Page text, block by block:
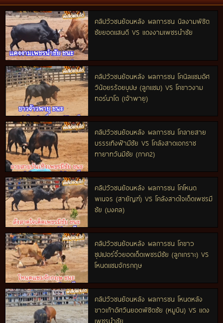
คลิปวัวชนย้อนหลัง ผลการชน นิลงามพิชิต
ชัยยอดแสนดี VS แดงงามเพชรนำชัย
คลิปวัวชนย้อนหลัง ผลการชน โคนิลแซมอัศ
วิน้อยรร้อยบุปษ (ลูกแซม) VS โคขาวงาม
ทอร์นาโด (เจ้าพายุ)
คลิปวัวชนย้อนหลัง ผลการชน โคลายสาย
บรรรเทิงฟ้ามีชัย VS โคลังสาดเอกราช
ทายาทวันมีชัย (ภาค2)
คลิปวัวชนย้อนหลัง ผลการชน โคโหนด
พเนจร (สายัญฑ์) VS โคลังสาดใจเด็ดเพชรมี
ชัย (มงคล)
คลิปวัวชนย้อนหลัง ผลการชน โคขาว
ซุปเปอร์จิ๋วยอดเด็ดเพชรมีชัย (ลูกเกราะ) VS
โหนดแซมจักรกฤษ
คลิปวัวชนย้อนหลัง ผลการชน โหนดหลัง
ขาวเก้าอัศวินยอดพิชิตชัย (หมูบิน) VS แดง
เพชรนำชัย